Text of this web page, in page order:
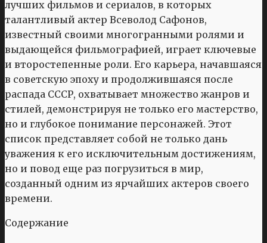
лучших фильмов и сериалов, в которых
талантливый актер Всеволод Сафонов,
известный своими многогранными ролями и
выдающейся фильмографией, играет ключевые
и второстепенные роли. Его карьера, начавшаяся
в советскую эпоху и продолжившаяся после
распада СССР, охватывает множество жанров и
стилей, демонстрируя не только его мастерство,
но и глубокое понимание персонажей. Этот
список представляет собой не только дань
уважения к его исключительным достижениям,
но и повод еще раз погрузиться в мир,
созданный одним из ярчайших актеров своего
времени.
Содержание